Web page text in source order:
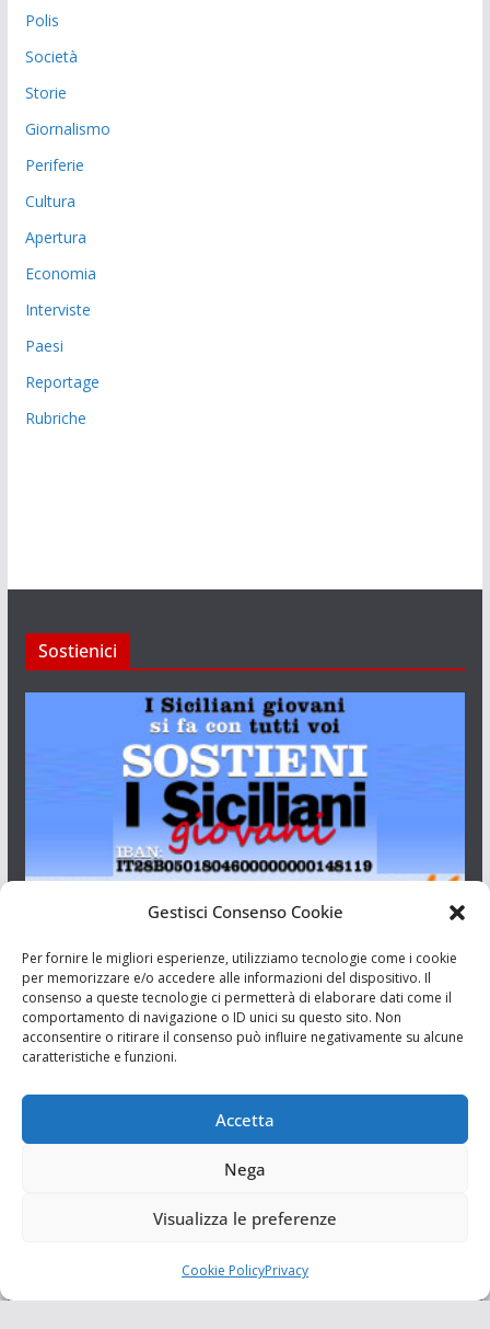
Gestisci Consenso Cookie
Per fornire le migliori esperienze, utilizziamo tecnologie come i cookie
per memorizzare e/o accedere alle informazioni del dispositivo. Il
consenso a queste tecnologie ci permetterà di elaborare dati come il
comportamento di navigazione o ID unici su questo sito. Non
acconsentire o ritirare il consenso può influire negativamente su alcune
caratteristiche e funzioni.
Accetta
Nega
Visualizza le preferenze
Cookie PolicyPrivacy
Polis
Società
Storie
Giornalismo
Periferie
Cultura
Apertura
Economia
Interviste
Paesi
Reportage
Rubriche
Sostienici
Aut. del tribunale di Catania n.23/2011 del 20/09/2011 Dir.
Resp. Riccardo Orioles.
Associazione Culturale I Siciliani Giovani
via Randazzo 27 Catania
I Siciliani Giovani. Tutti i diritti riservati.
Tema:ColorMagdi ThemeGrill. Powered byWordPress.